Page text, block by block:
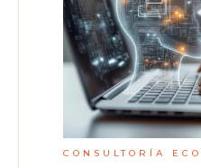
CONSULTORÍA